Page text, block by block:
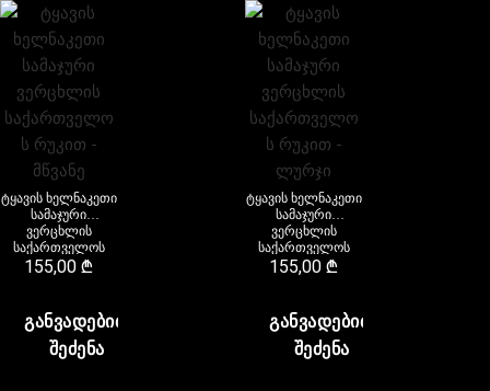
ტყავის ხელნაკეთი
სამაჯური
ვერცხლის
საქართველოს
რუკით – მწვანე
155,00₾
ᲒᲐᲜᲕᲐᲓᲔᲑᲘᲗ
ᲨᲔᲫᲔᲜᲐ
ტყავის ხელნაკეთი
სამაჯური
ვერცხლის
საქართველოს
რუკით – ლურჯი
155,00₾
ᲒᲐᲜᲕᲐᲓᲔᲑᲘᲗ
ᲨᲔᲫᲔᲜᲐ